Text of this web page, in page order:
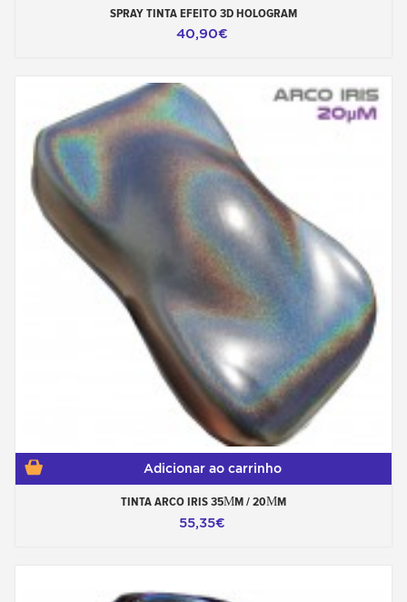
SPRAY TINTA EFEITO 3D HOLOGRAM
40,90€
Adicionar ao carrinho
TINTA ARCO IRIS 35ΜM / 20ΜM
55,35€